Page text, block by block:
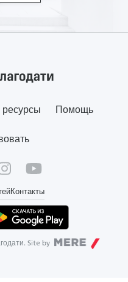
ресурсы Помощь
Контакты
Site by